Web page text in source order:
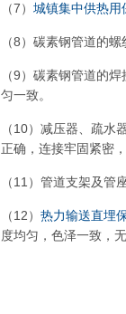
（7） 城镇集中供热用
（8）碳素钢管道的
（9）碳素钢管道的
匀一致。
（10）减压器、疏
正确，连接牢固紧密
（11）管道支架及管
（12） 热力输送直埋
度均匀，色泽一致，